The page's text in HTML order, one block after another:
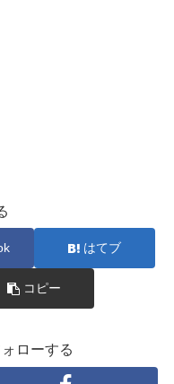
はてブ
コピー
ローする